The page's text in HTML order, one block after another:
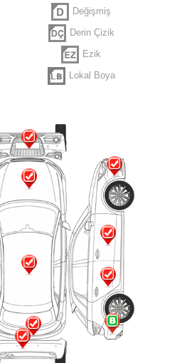
Değişmiş
Derin Çizik
Ezik
Lokal Boya